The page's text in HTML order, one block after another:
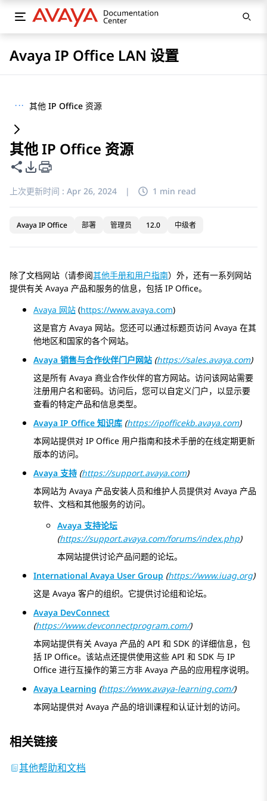
Avaya IP Office LAN 设置
··· 其他 IP Office 资源
其他 IP Office 资源
共享此页面
PDF 导出选项
上次更新时间 : Apr 26, 2024 | 1 min read
Avaya IP Office 部署 管理员 12.0 中级者
除了文档网站（请参阅其他手册和用户指南）外，还有一系列网站
提供有关 Avaya 产品和服务的信息，包括 IP Office。
Avaya 网站 (https://www.avaya.com)
这是官方 Avaya 网站。您还可以通过标题页访问 Avaya 在其
他地区和国家的各个网站。
Avaya 销售与合作伙伴门户网站 (https://sales.avaya.com)
这是所有 Avaya 商业合作伙伴的官方网站。访问该网站需要
注册用户名和密码。访问后，您可以自定义门户，以显示要
查看的特定产品和信息类型。
Avaya IP Office 知识库 (https://ipofficekb.avaya.com)
本网站提供对 IP Office 用户指南和技术手册的在线定期更新
版本的访问。
Avaya 支持 (https://support.avaya.com)
本网站为 Avaya 产品安装人员和维护人员提供对 Avaya 产品
软件、文档和其他服务的访问。
Avaya 支持论坛
(https://support.avaya.com/forums/index.php)
本网站提供讨论产品问题的论坛。
International Avaya User Group (https://www.iuag.org)
这是 Avaya 客户的组织。它提供讨论组和论坛。
Avaya DevConnect
(https://www.devconnectprogram.com/)
本网站提供有关 Avaya 产品的 API 和 SDK 的详细信息，包
括 IP Office。该站点还提供使用这些 API 和 SDK 与 IP
Office 进行互操作的第三方非 Avaya 产品的应用程序说明。
Avaya Learning (https://www.avaya-learning.com/)
本网站提供对 Avaya 产品的培训课程和认证计划的访问。
相关链接
其他帮助和文档